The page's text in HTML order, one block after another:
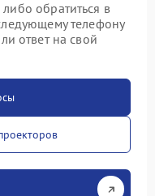
обратиться в
телефону
ответ на свой